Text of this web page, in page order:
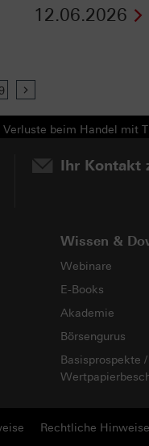
12.06.2026
beim Handel
Ihr Kontakt
Wissen &
Webinare
E-Books
Akademie
Börsengurus
Basisprospekte /
Rechtliche Hinweise